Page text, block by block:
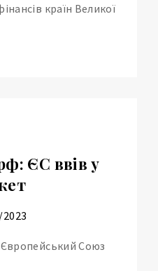
країн Великої
ЄС ввів у
Союз